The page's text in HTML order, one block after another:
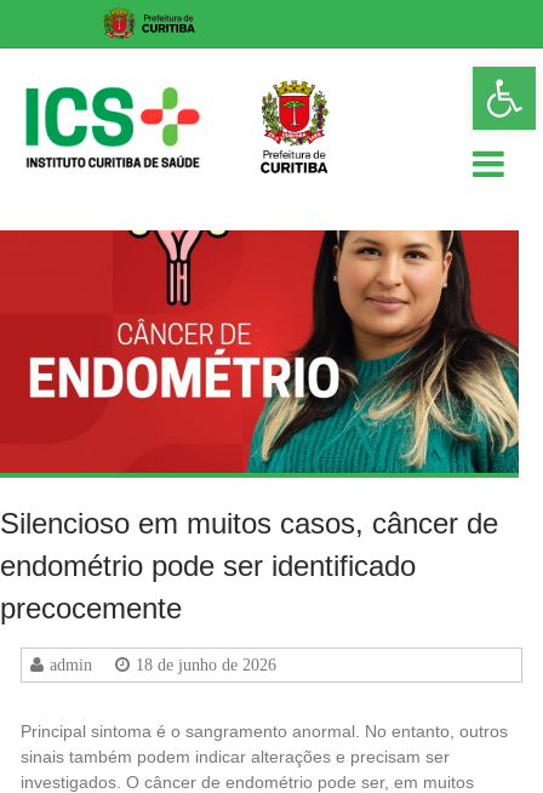
content
ICS
Silencioso em muitos casos, câncer de
endométrio pode ser identificado
precocemente
admin 18 de junho de 2026
Principal sintoma é o sangramento anormal. No entanto, outros
sinais também podem indicar alterações e precisam ser
investigados. O câncer de endométrio pode ser, em muitos